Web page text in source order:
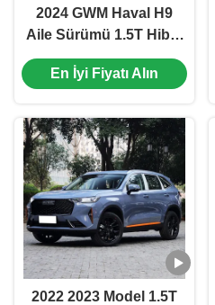
2024 GWM Haval H9
Aile Sürümü 1.5T Hibrit
Otomatik 4x4 Benzin
Arabalar Great Wall
yüksek hız 130 km/h
En İyi Fiyatı Alın
2022 2023 Model 1.5T